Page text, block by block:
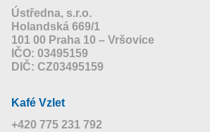
Ústředna, s.r.o.
Holandská 669/1
101 00 Praha 10 – Vršovice
IČO: 03495159
DIČ: CZ03495159
Kafé Vzlet
+420 775 231 792